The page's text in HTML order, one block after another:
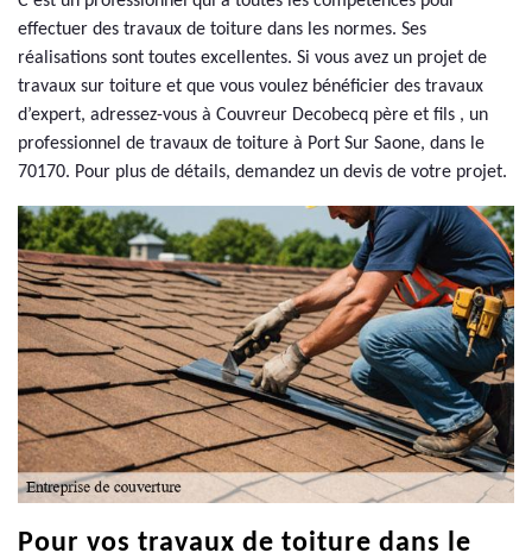
effectuer des travaux de toiture dans les normes. Ses
réalisations sont toutes excellentes. Si vous avez un projet de
travaux sur toiture et que vous voulez bénéficier des travaux
d’expert, adressez-vous à Couvreur Decobecq père et fils , un
professionnel de travaux de toiture à Port Sur Saone, dans le
70170. Pour plus de détails, demandez un devis de votre projet.
Pour vos travaux de toiture dans le